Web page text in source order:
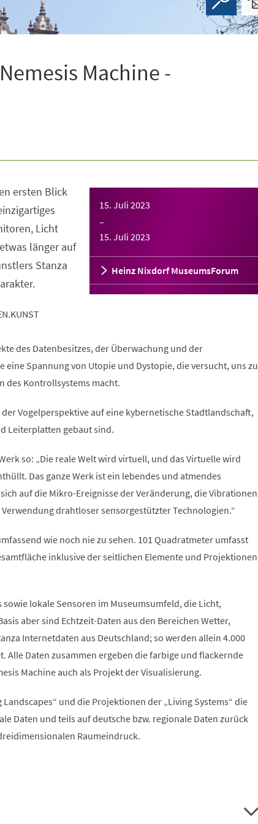
Machine -
15. Juli 2023
–
15. Juli 2023
Heinz Nixdorf MuseumsForum
ersten Blick
Licht
länger auf
Stanza
des Datenbesitzes, der Überwachung und der
eine Spannung von Utopie und Dystopie, die versucht, uns zu
des Kontrollsystems macht.
Vogelperspektive auf eine kybernetische Stadtlandschaft,
Leiterplatten gebaut sind.
so: „Die reale Welt wird virtuell, und das Virtuelle wird
Das ganze Werk ist ein lebendes und atmendes
auf die Mikro-Ereignisse der Veränderung, die Vibrationen
drahtloser sensorgestützter Technologien.“
wie noch nie zu sehen. 101 Quadratmeter umfasst
inklusive der seitlichen Elemente und Projektionen
lokale Sensoren im Museumsumfeld, die Licht,
aber sind Echtzeit-Daten aus den Bereichen Wetter,
Internetdaten aus Deutschland; so werden allein 4.000
Alle Daten zusammen ergeben die farbige und flackernde
Machine auch als Projekt der Visualisierung.
und die Projektionen der „Living Systems“ die
Daten und teils auf deutsche bzw. regionale Daten zurück
Raumeindruck.